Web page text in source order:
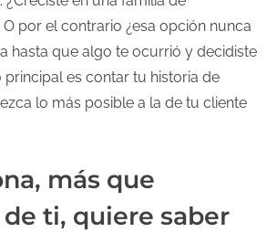
por el contrario ¿esa opción nunca
hasta que algo te ocurrió y decidiste
principal es contar tu historia de
lo más posible a la de tu cliente
más que
ti, quiere saber